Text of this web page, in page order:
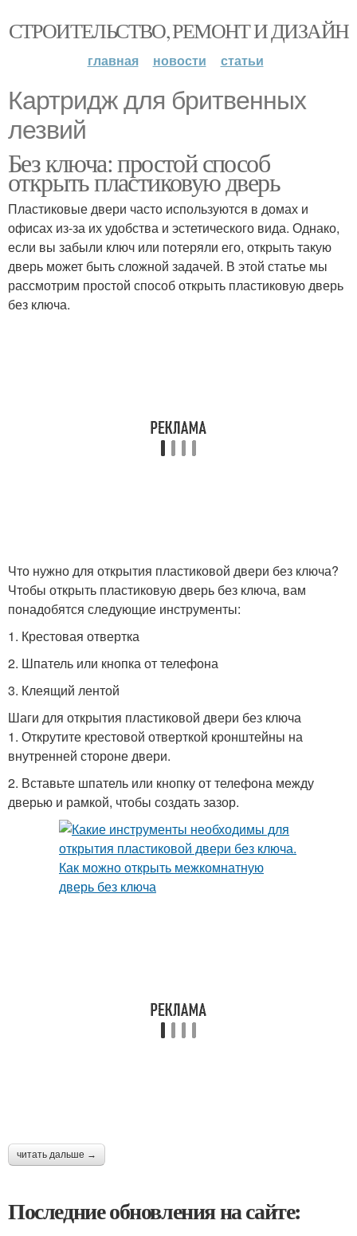
СТРОИТЕЛЬСТВО, РЕМОНТ И ДИЗАЙН
главная новости статьи
Картридж для бритвенных
лезвий
Без ключа: простой способ
открыть пластиковую дверь
Пластиковые двери часто используются в домах и
офисах из-за их удобства и эстетического вида. Однако,
если вы забыли ключ или потеряли его, открыть такую
дверь может быть сложной задачей. В этой статье мы
рассмотрим простой способ открыть пластиковую дверь
без ключа.
Что нужно для открытия пластиковой двери без ключа?
Чтобы открыть пластиковую дверь без ключа, вам
понадобятся следующие инструменты:
1. Крестовая отвертка
2. Шпатель или кнопка от телефона
3. Клеящий лентой
Шаги для открытия пластиковой двери без ключа
1. Открутите крестовой отверткой кронштейны на
внутренней стороне двери.
2. Вставьте шпатель или кнопку от телефона между
дверью и рамкой, чтобы создать зазор.
читать дальше →
Последние обновления на сайте: